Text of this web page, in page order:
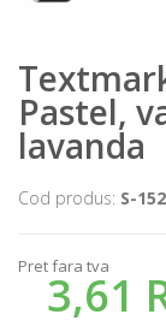
Pastel,
lavanda
Cod produs: S-
Pret fara tva
3,61